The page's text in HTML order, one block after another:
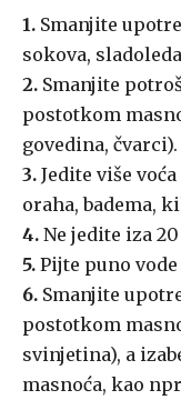
1. Smanjite
sokova,
2. Smanjite
postotkom
govedina, čvarci).
3. Jedite više
oraha, badema,
4. Ne jedite iza
5. Pijte puno
6. Smanjite
postotkom
svinjetina), a
masnoća, kao